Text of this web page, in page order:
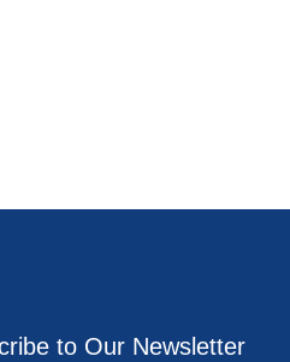
to Our Newsletter